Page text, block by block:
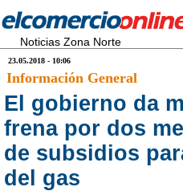
Noticias Zona Norte
23.05.2018 - 10:06
Información General
El gobierno da
frena por dos
de subsidios
del gas